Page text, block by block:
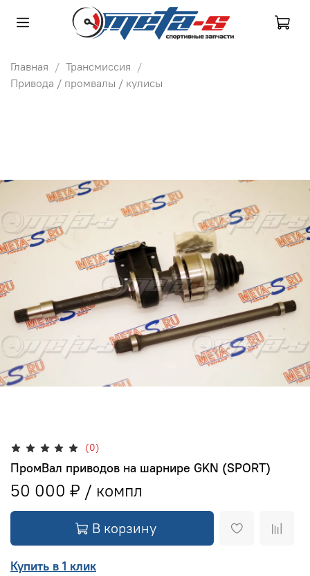
Главная
Трансмиссия
Привода / промвалы / кулисы
(0)
ПромВал приводов на шарнире GKN (SPORT)
50 000 ₽
В корзину
Купить в 1 клик